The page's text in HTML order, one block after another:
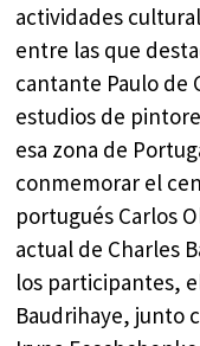
actividades
entre las que
cantante Paulo de
estudios de
esa zona de
conmemorar el
portugués Carlos
actual de Charles
los participantes,
Baudrihaye, junto